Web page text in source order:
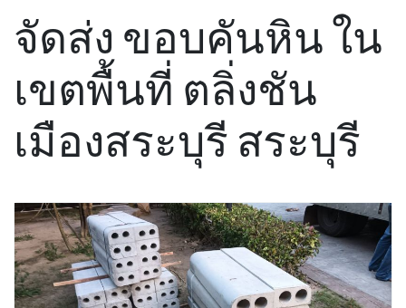
จัดส่ง ขอบคันหิน ใน
เขตพื้นที่ ตลิ่งชัน
เมืองสระบุรี สระบุรี